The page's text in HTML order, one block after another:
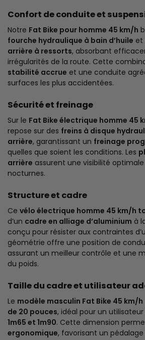
Confort de conduite et
Notre Fat Bike pour homme 45 km/h
fourche hydraulique à bain d’huile et
arrière à ressorts, absorbant
irrégularités de la route. Cette
stabilité accrue et une conduite
surfaces les plus accidentées.
Sécurité et freinage
Sur le Fat Bike électrique homme 45
repose sur des freins à disque
arrière, garantissant un freinage
quelles que soient les conditions. Les
arrière assurent une visibilité
nocturnes.
Structure et cadre
Ce vélo électrique homme 45 km/h
d’un cadre en alliage d’aluminium à
conçu pour résister aux contraintes
géométrie offre une position de
assurant un meilleur contrôle et une
du poids.
Taille du cadre et utilisateur
Le modèle masculin Fat Bike 45 km/h
de 20 pouces, idéal pour un
1m65 et 1m90. Cette dimension
ergonomique, favorisant un